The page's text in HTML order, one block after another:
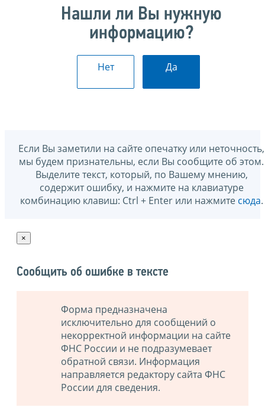
Нашли ли Вы нужную
информацию?
Нет Да
Если Вы заметили на сайте опечатку или неточность,
мы будем признательны, если Вы сообщите об этом.
Выделите текст, который, по Вашему мнению,
содержит ошибку, и нажмите на клавиатуре
комбинацию клавиш: Ctrl + Enter или нажмите сюда.
×
Сообщить об ошибке в тексте
Форма предназначена
исключительно для сообщений о
некорректной информации на сайте
ФНС России и не подразумевает
обратной связи. Информация
направляется редактору сайта ФНС
России для сведения.